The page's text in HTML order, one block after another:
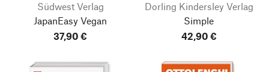
Südwest Verlag
JapanEasy Vegan
37,90 €
Dorling Kindersley Verlag
Simple
42,90 €